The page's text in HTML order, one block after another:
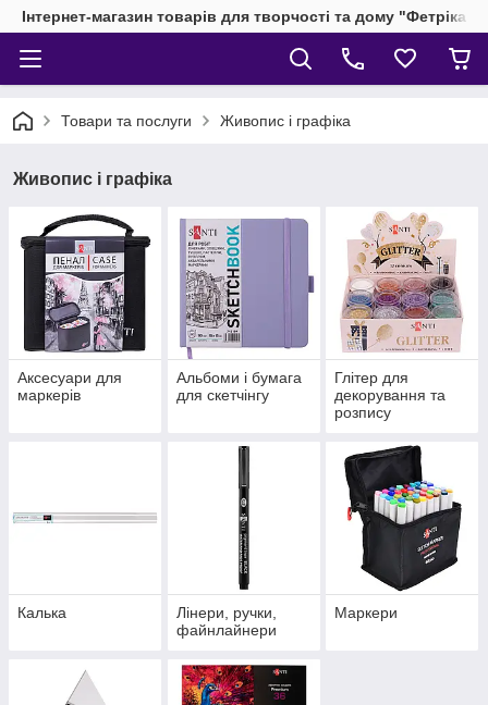
Інтернет-магазин товарів для творчості та дому "Фетріка"
Товари та послуги Живопис і графіка
Живопис і графіка
Аксесуари для
маркерів
Альбоми і бумага
для скетчінгу
Глітер для
декорування та
розпису
Калька
Лінери, ручки,
файнлайнери
Маркери